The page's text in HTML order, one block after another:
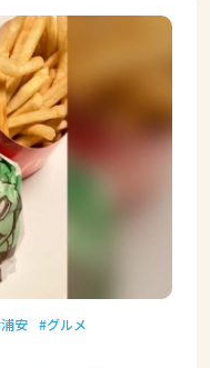
浦安
グルメ